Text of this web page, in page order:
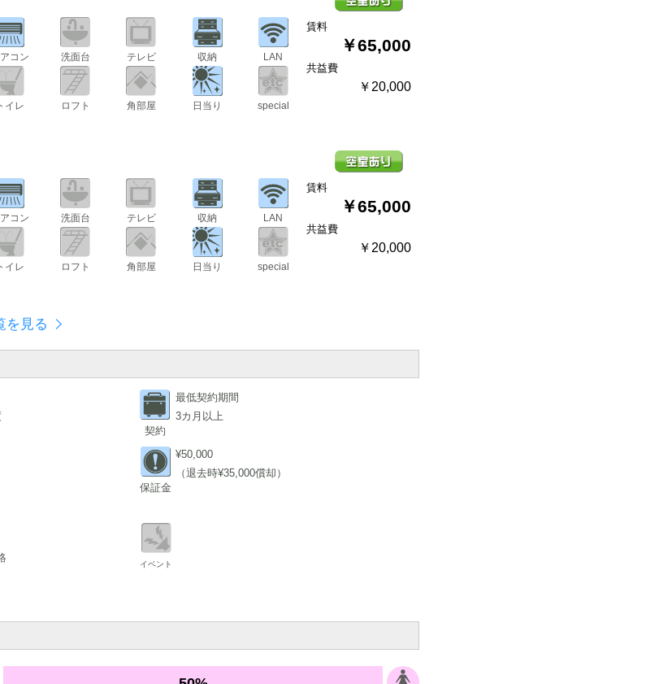
コン 洗面台 テレビ 収納 LAN
イレ ロフト 角部屋 日当り special
賃料
￥65,000
共益費
￥20,000
コン 洗面台 テレビ 収納 LAN
イレ ロフト 角部屋 日当り special
賃料
￥65,000
共益費
￥20,000
を見る
契約
最低契約期間
3カ月以上
保証金
¥50,000
（退去時¥35,000償却）
イベント